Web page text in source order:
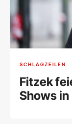
SCHLAGZEILEN
Fitzek
Shows in